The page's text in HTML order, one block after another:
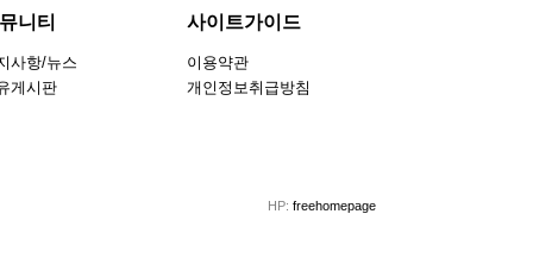
니티
사항/뉴스
게시판
사이트가이드
이용약관
개인정보취급방침
HP: freehomepage